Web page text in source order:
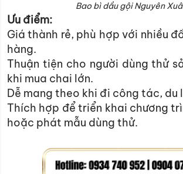
Bao bì dầu gội Nguyên
Ưu điểm:
Giá thành rẻ, phù hợp với nhiều
hàng.
Thuận tiện cho người dùng thử
khi mua chai lớn.
Dễ mang theo khi đi công tác, du
Thích hợp để triển khai chương
hoặc phát mẫu dùng thử.